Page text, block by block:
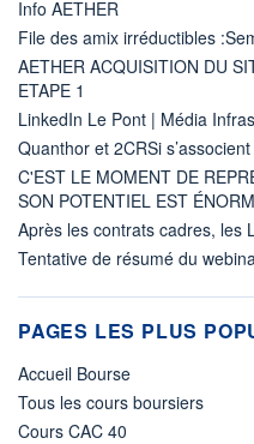
Info AETHER
File des amix irréductibles
AETHER ACQUISITION DU
ETAPE 1
LinkedIn Le Pont | Média
Quanthor et 2CRSi
C'EST LE MOMENT DE
SON POTENTIEL EST
Après les contrats cadres, les
Tentative de résumé du
PAGES LES PLUS
Accueil Bourse
Tous les cours boursiers
Cours CAC 40